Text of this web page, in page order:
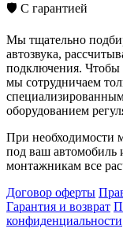
🛡️ С гарантией
Мы тщательно
автозвука,
подключения. Чтобы
мы сотрудничаем
оборудованием
При необходимости
под ваш автомобиль
монтажникам все
Договор оферты
Гарантия и возврат
конфиденциальности